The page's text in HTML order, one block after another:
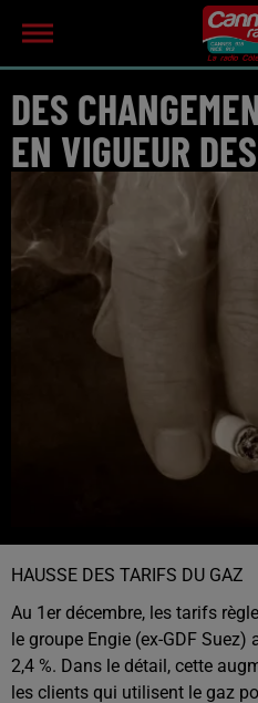
DES
EN VIGUEUR
HAUSSE DES TARIFS DU GAZ
Au 1er décembre, les tarifs
le groupe Engie (ex-GDF
2,4 %. Dans le détail, cette
les clients qui utilisent le gaz